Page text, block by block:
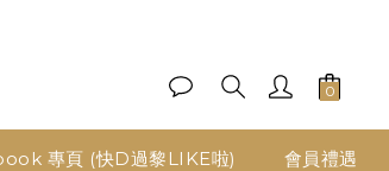
專頁 (快D過黎LIKE啦) 會員禮遇